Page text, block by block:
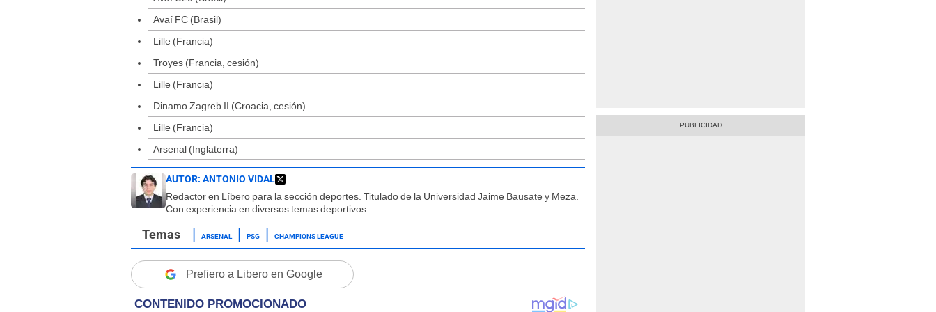
Avaí FC (Brasil)
Lille (Francia)
Troyes (Francia, cesión)
Lille (Francia)
Dinamo Zagreb II (Croacia, cesión)
Lille (Francia)
Arsenal (Inglaterra)
AUTOR: ANTONIO VIDAL
Redactor en Líbero para la sección deportes. Titulado de la Universidad Jaime Bausate y Meza.
Con experiencia en diversos temas deportivos.
ARSENAL PSG CHAMPIONS LEAGUE
Prefiero a Libero en Google